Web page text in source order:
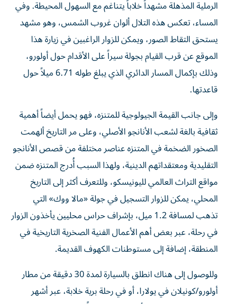
الرملية المذهلة مشهداً خلاباً يتناغم مع السهول المحيطة. وفي
المساء، تعكس هذه التلال ألوان غروب الشمس، وهو مشهد
يستحق التقاط الصور، ويمكن للزوار الراغبين في زيارة هذا
الموقع عن قرب القيام بجولة سيراً على الأقدام حول أولورو،
وذلك بإكمال المسار الدائري الذي يبلغ طوله 6.71 ميلاً حول
قاعدتها.
وإلى جانب القيمة الجيولوجية للمتنزه، فهو يحمل أيضاً أهمية
ثقافية بالغة لشعب الأنانجو الأصلي، وعلى مر التاريخ ألهمت
الصخور الضخمة في المتنزه عناصر مختلفة من قصص الأنانجو
التقليدية ومعتقداتهم الدينية، ولهذا السبب أُدرج المتنزه ضمن
مواقع التراث العالمي لليونيسكو، وللتعرف أكثر إلى التاريخ
المحلي، يمكن للزوار التسجيل في جولة «مالا ووك» التي
تذهب لمسافة 1.2 ميل، بإشراف حراس محليين يأخذون الزوار
في رحلة، عبر بعض أهم الأعمال الفنية الصخرية التاريخية في
المنطقة، إضافة إلى مستوطنات الكهوف القديمة.
وللوصول إلى هناك انطلق بالسيارة لمدة 30 دقيقة من مطار
أولورو/كونيلان في يولارا، أو في رحلة برية خلابة، عبر أشهر